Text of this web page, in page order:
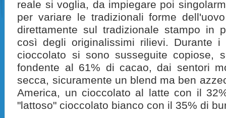
reale si voglia, da impiegare poi
per variare le tradizionali forme
direttamente sul tradizionale stampo in
così degli originalissimi rilievi. Durante
cioccolato si sono susseguite copiose,
fondente al 61% di cacao, dai sentori
secca, sicuramente un blend ma ben
America, un cioccolato al latte con il
"lattoso" cioccolato bianco con il 35% di